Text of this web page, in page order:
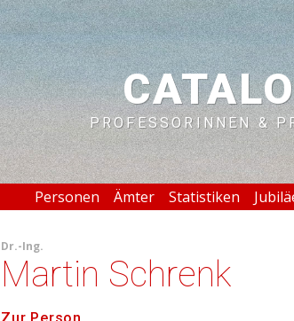
PROFESSORINNEN &
Personen Ämter Statistiken
Dr.-Ing.
Martin Schrenk